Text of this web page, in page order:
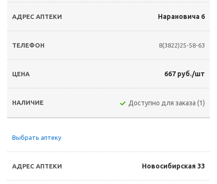
Нарановича 6
8(3822)25-58-63
667 руб./шт
Доступно для заказа (1)
Выбрать аптеку
Новосибирская 33